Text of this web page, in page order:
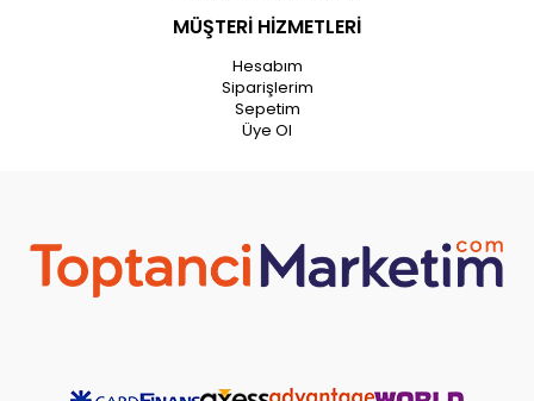
MÜŞTERİ HİZMETLERİ
Hesabım
Siparişlerim
Sepetim
Üye Ol